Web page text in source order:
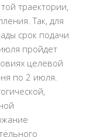
траектории,
Так, для
срок подачи
пройдет
целевой
по 2 июля.